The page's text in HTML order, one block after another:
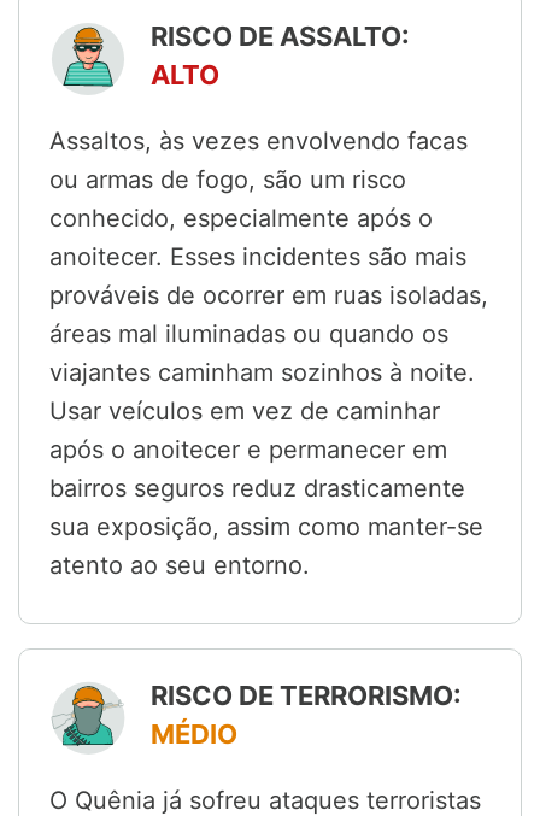
RISCO DE ASSALTO:
ALTO
Assaltos, às vezes envolvendo facas
ou armas de fogo, são um risco
conhecido, especialmente após o
anoitecer. Esses incidentes são mais
prováveis de ocorrer em ruas isoladas,
áreas mal iluminadas ou quando os
viajantes caminham sozinhos à noite.
Usar veículos em vez de caminhar
após o anoitecer e permanecer em
bairros seguros reduz drasticamente
sua exposição, assim como manter-se
atento ao seu entorno.
RISCO DE TERRORISMO:
MÉDIO
O Quênia já sofreu ataques terroristas